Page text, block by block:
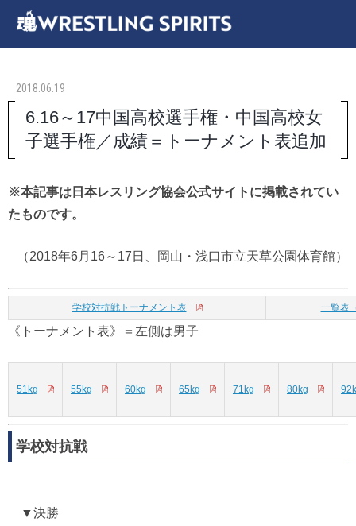
2018.06.19
6.16～17中国高校選手権・中国高校女
子選手権／成績＝トーナメント表追加
※本記事は日本レスリング協会公式サイトに掲載されてい
たものです。
（2018年6月16～17日、岡山・浅口市立天草公園体育館）
学校対抗戦トーナメント表 一覧表
《トーナメント表》＝左側は男子
51kg 55kg 60kg 65kg 71kg 80kg
学校対抗戦
▼決勝